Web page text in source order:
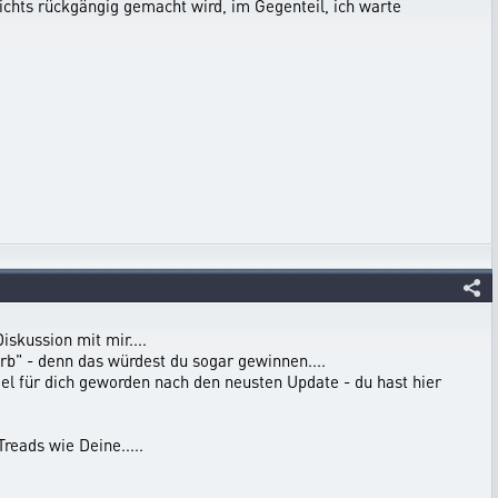
rückgängig gemacht wird, im Gegenteil, ich warte
mit mir....
- denn das würdest du sogar gewinnen....
für dich geworden nach den neusten Update - du hast hier
wie Deine.....